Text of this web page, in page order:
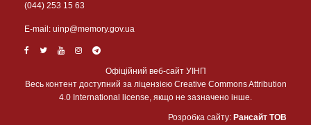
(044) 253 15 63
Е-mail: uinp@memory.gov.ua
Офіційний веб-сайт УІНП
Весь контент доступний за ліцензією Creative Commons Attribution
4.0 International license, якщо не зазначено інше.
Розробка сайту: Рансайт ТОВ